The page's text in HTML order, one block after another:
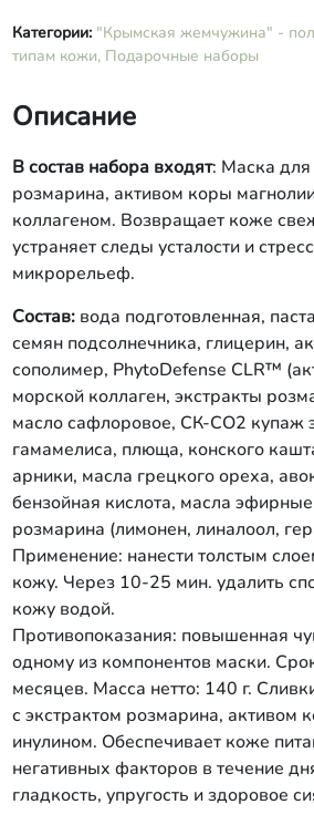
инулином.
факторов в
гладкость,
сияние. Состав:
вишневых
PhytoDefense
магнолии),
облепихи,
СО2 экстракт
таурин,
сополимер,
масла эфирные
розмарина
гераниол).
утром на
мягкими
компонентов
18 месяцев.
для лица
розмарина,
комплексом
Питают и
гидробаланс,
Категории: "Крымская жемчужина" -
типам кожи, Подарочные наборы
Описание
В состав набора входят: Маска для
розмарина, активом коры
коллагеном. Возвращает коже
устраняет следы усталости и
микрорельеф.
Состав: вода подготовленная,
семян подсолнечника, глицерин,
сополимер, PhytoDefense CLR™
морской коллаген, экстракты
масло сафлоровое, СК-СО2 купаж
гамамелиса, плюща, конского
арники, масла грецкого ореха,
бензойная кислота, масла
розмарина (лимонен, линалоол,
Применение: нанести толстым
кожу. Через 10-25 мин. удалить
кожу водой.
Противопоказания: повышенная
одному из компонентов маски.
месяцев. Масса нетто: 140 г.
с экстрактом розмарина, активом
инулином. Обеспечивает коже
негативных факторов в течение
гладкость, упругость и здоровое